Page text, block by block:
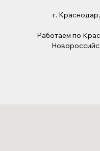
г. Краснодар,
Работаем по